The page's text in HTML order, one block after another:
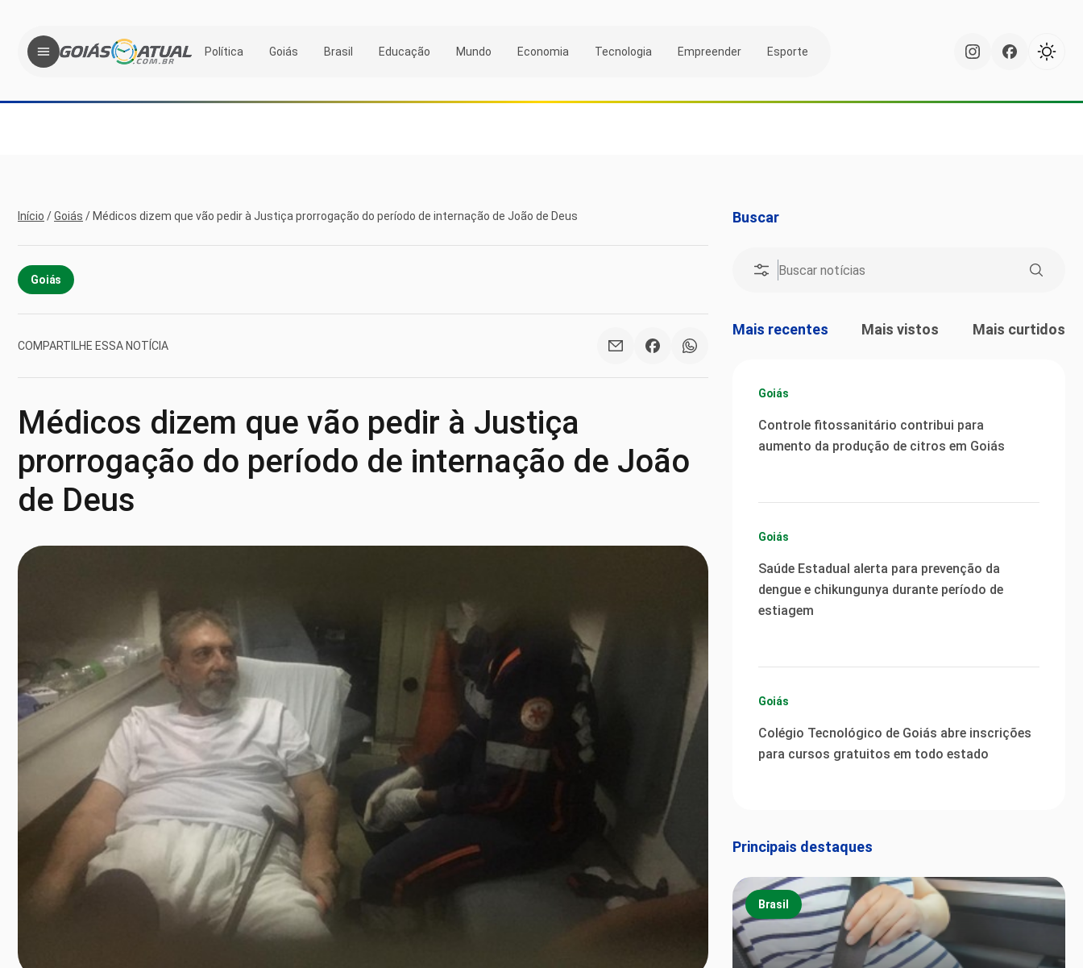
Política Goiás Brasil Educação Mundo Economia Tecnologia Empreender Esporte
Início /Goiás / Médicos dizem que vão pedir à Justiça prorrogação do período de internação de João de Deus
Goiás
COMPARTILHE ESSA NOTÍCIA
Médicos dizem que vão pedir à Justiça
prorrogação do período de internação de João
de Deus
Buscar
Mais recentes Mais vistos Mais curtidos
Goiás
Controle fitossanitário contribui para
aumento da produção de citros em Goiás
Goiás
Saúde Estadual alerta para prevenção da
dengue e chikungunya durante período de
estiagem
Goiás
Colégio Tecnológico de Goiás abre inscrições
para cursos gratuitos em todo estado
Principais destaques
Brasil